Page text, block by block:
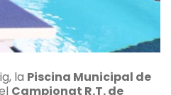
la Piscina Municipal de
Campionat R.T. de